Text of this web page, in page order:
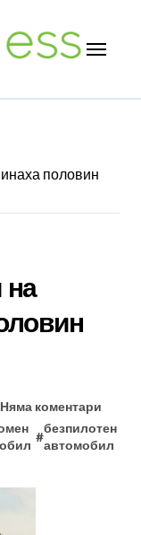
половин
на
Няма коментари
#
безпилотен
автомобил